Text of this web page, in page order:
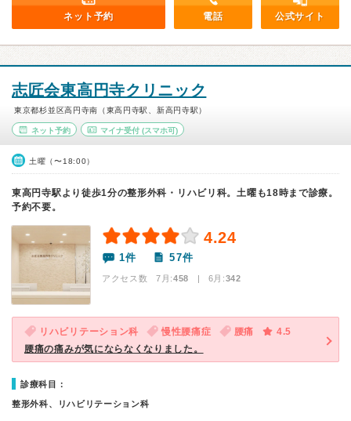
ネット予約 電話 公式サイト
志匠会東高円寺クリニック
東京都杉並区高円寺南（東高円寺駅、新高円寺駅）
ネット予約 マイナ受付(スマホ可)
土曜（〜18:00）
東高円寺駅より徒歩1分の整形外科・リハビリ科。土曜も18時まで診療。
予約不要。
4.24
1件 57件
アクセス数 7月:458 | 6月:342
リハビリテーション科 慢性腰痛症 腰痛
4.5
腰痛の痛みが気にならなくなりました。
診療科目：
整形外科、リハビリテーション科